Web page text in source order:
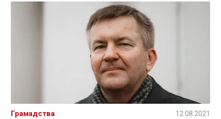
Грамадства 12.08.2021